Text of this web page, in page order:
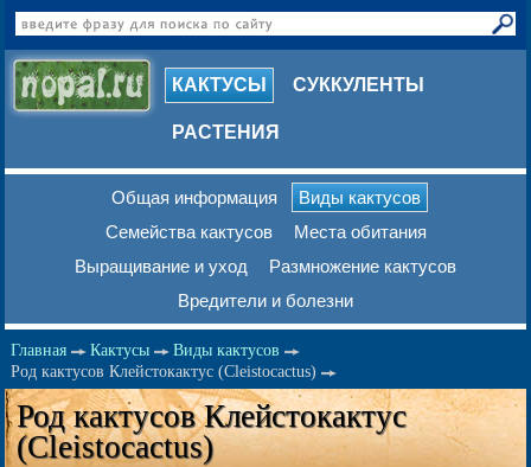
КАКТУСЫ СУККУЛЕНТЫ
РАСТЕНИЯ
Общая информация
Виды кактусов
Семейства кактусов
Места обитания
Выращивание и уход
Размножение кактусов
Вредители и болезни
Главная Кактусы
Виды кактусов
Род кактусов Клейстокактус (Cleistocactus)
Род кактусов Клейстокактус
(Cleistocactus)